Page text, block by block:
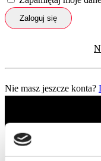
Zaloguj się
Nie masz jeszcze konta?